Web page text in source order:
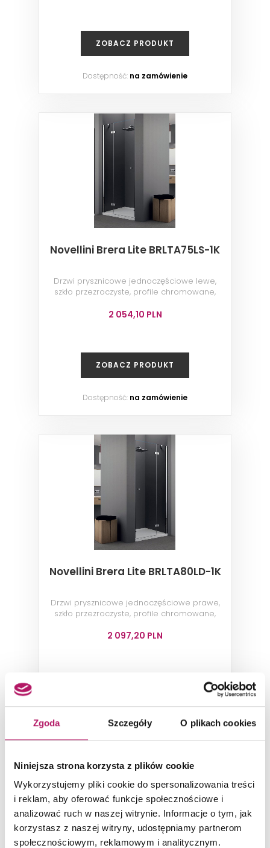
Zgoda Szczegóły O plikach cookies
Niniejsza strona korzysta z plików cookie
Wykorzystujemy pliki cookie do spersonalizowania treści
i reklam, aby oferować funkcje społecznościowe i
analizować ruch w naszej witrynie. Informacje o tym, jak
korzystasz z naszej witryny, udostępniamy partnerom
społecznościowym, reklamowym i analitycznym.
ZOBACZ PRODUKT
Dostępność: na zamówienie
Novellini Brera Lite BRLTA75LS-1K
Drzwi prysznicowe jednoczęściowe lewe,
szkło przezroczyste, profile chromowane,
2 054,10 PLN
ZOBACZ PRODUKT
Dostępność: na zamówienie
Novellini Brera Lite BRLTA80LD-1K
Drzwi prysznicowe jednoczęściowe prawe,
szkło przezroczyste, profile chromowane,
2 097,20 PLN
Dostępność: